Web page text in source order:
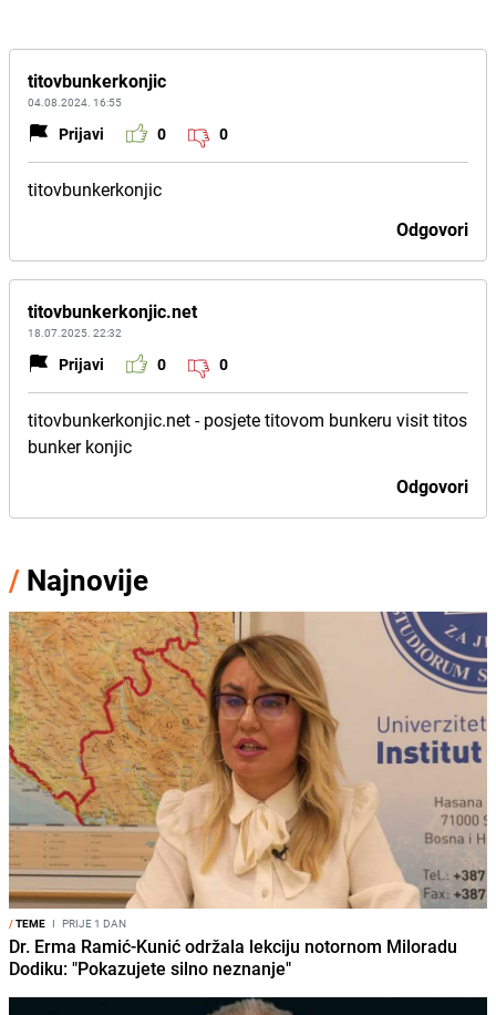
titovbunkerkonjic
04.08.2024. 16:55
Prijavi 0 0
titovbunkerkonjic
Odgovori
titovbunkerkonjic.net
18.07.2025. 22:32
Prijavi 0 0
titovbunkerkonjic.net - posjete titovom bunkeru visit titos
bunker konjic
Odgovori
/ Najnovije
/TEME I PRIJE 1 DAN
Dr. Erma Ramić-Kunić održala lekciju notornom Miloradu
Dodiku: "Pokazujete silno neznanje"